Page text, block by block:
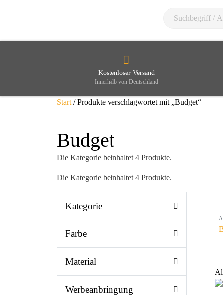
Kostenloser Versand
Innerhalb von Deutschland
Start / Produkte verschlagwortet mit „Budget“
Budget
Die Kategorie beinhaltet 4 Produkte.
Die Kategorie beinhaltet 4 Produkte.
Kategorie
Farbe
Material
Werbeanbringung